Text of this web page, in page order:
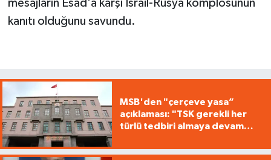
mesajların Esad'a karşı İsrail-Rusya komplosunun
kanıtı olduğunu savundu.
MSB'den "çerçeve yasa”
açıklaması: "TSK gerekli her
türlü tedbiri almaya devam